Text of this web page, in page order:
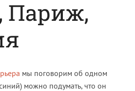
Париж,
мы поговорим об одном
можно подумать, что он